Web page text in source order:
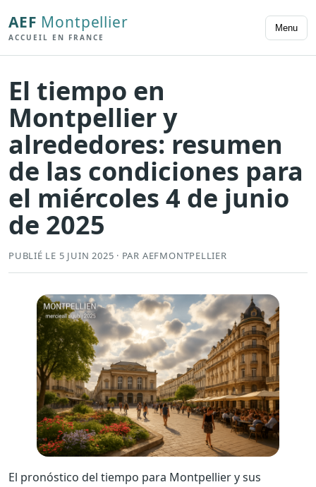
AEF Montpellier
ACCUEIL EN FRANCE
Menu
El tiempo en
Montpellier y
alrededores: resumen
de las condiciones para
el miércoles 4 de junio
de 2025
PUBLIÉ LE 5 JUIN 2025 · PAR AEFMONTPELLIER
El pronóstico del tiempo para Montpellier y sus